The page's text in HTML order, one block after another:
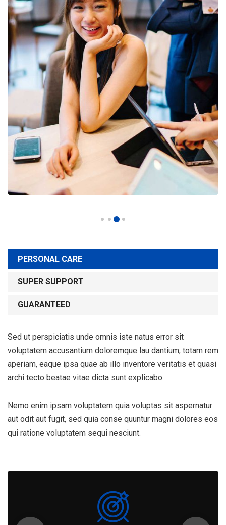
PERSONAL CARE
SUPER SUPPORT
GUARANTEED
Sed ut perspiciatis unde omnis iste natus error sit
voluptatem accusantium doloremque lau dantium, totam rem
aperiam, eaque ipsa quae ab illo inventore veritatis et quasi
archi tecto beatae vitae dicta sunt explicabo.
Nemo enim ipsam voluptatem quia voluptas sit aspernatur
aut odit aut fugit, sed quia conse quuntur magni dolores eos
qui ratione voluptatem sequi nesciunt.